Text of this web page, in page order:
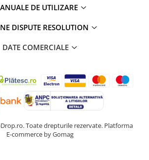
DE UTILIZARE
DISPUTE RESOLUTION
DATE COMERCIALE
Toate drepturile rezervate. Platforma
E-commerce by Gomag